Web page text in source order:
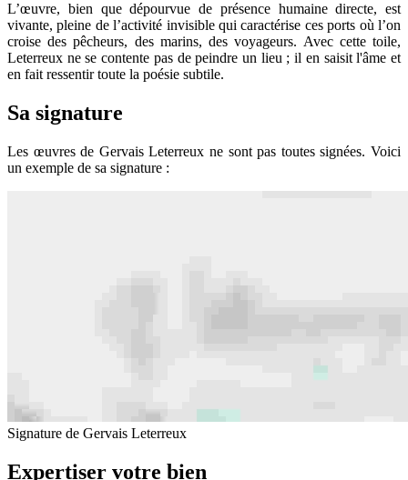
L’œuvre, bien que dépourvue de présence humaine directe, est
vivante, pleine de l’activité invisible qui caractérise ces ports où l’on
croise des pêcheurs, des marins, des voyageurs. Avec cette toile,
Leterreux ne se contente pas de peindre un lieu ; il en saisit l'âme et
en fait ressentir toute la poésie subtile.
Sa signature
Les œuvres de Gervais Leterreux ne sont pas toutes signées. Voici
un exemple de sa signature :
Signature de Gervais Leterreux
Expertiser votre bien